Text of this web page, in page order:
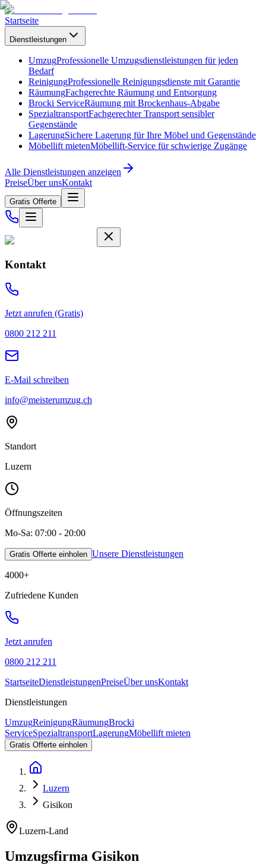
Startseite
Dienstleistungen
UmzugProfessionelle Umzugsdienstleistungen für jeden
Bedarf
ReinigungProfessionelle Reinigungsdienste mit Garantie
RäumungFachgerechte Räumung und Entsorgung
Brocki ServiceRäumung mit Brockenhaus-Abgabe
SpezialtransportFachgerechter Transport sensibler
Gegenstände
LagerungSichere Lagerung für Ihre Möbel und Gegenstände
Möbellift mietenMöbellift-Service für schwierige Zugänge
Alle Dienstleistungen anzeigen
PreiseÜber unsKontakt
Gratis Offerte
Kontakt
Jetzt anrufen (Gratis)
0800 212 211
E-Mail schreiben
info@meisterumzug.ch
Standort
Luzern
Öffnungszeiten
Mo-Sa: 07:00 - 20:00
Gratis Offerte einholen Unsere Dienstleistungen
4000+
Zufriedene Kunden
Jetzt anrufen
0800 212 211
StartseiteDienstleistungenPreiseÜber unsKontakt
Dienstleistungen
UmzugReinigungRäumungBrocki
ServiceSpezialtransportLagerungMöbellift mieten
Gratis Offerte einholen
Luzern
Gisikon
Luzern-Land
Umzugsfirma Gisikon